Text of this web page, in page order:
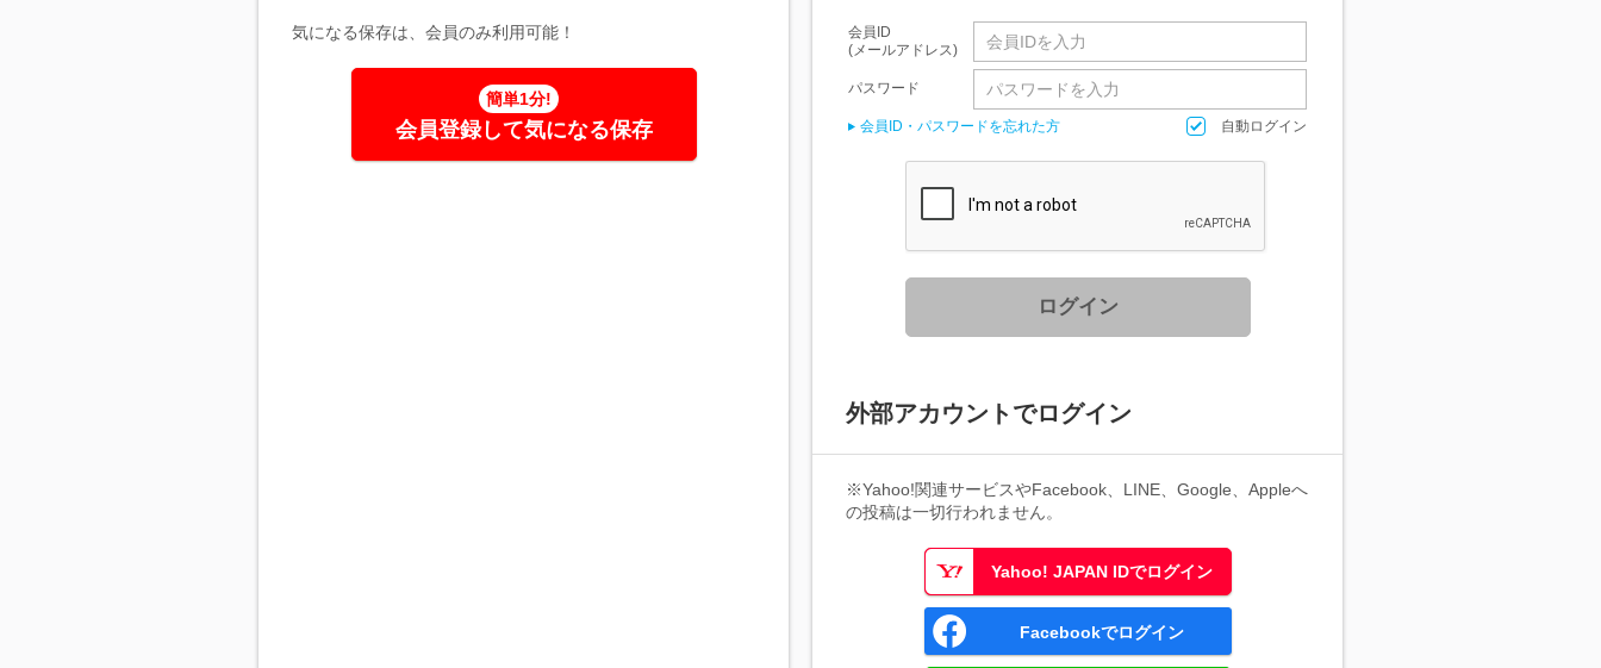
気になる保存は、会員のみ利用可能！
簡単1分!
会員登録して気になる保存
会員ID
(メールアドレス)
パスワード
会員ID・パスワードを忘れた方 自動ログイン
ログイン
外部アカウントでログイン
※Yahoo!関連サービスやFacebook、LINE、Google、Appleへ
の投稿は一切行われません。
Yahoo! JAPAN IDでログイン
Facebookでログイン